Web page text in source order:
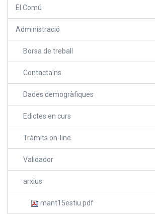
El Comú
Administració
Borsa de treball
Contacta'ns
Dades demogràfiques
Edictes en curs
Tràmits on-line
Validador
arxius
mant15estiu.pdf